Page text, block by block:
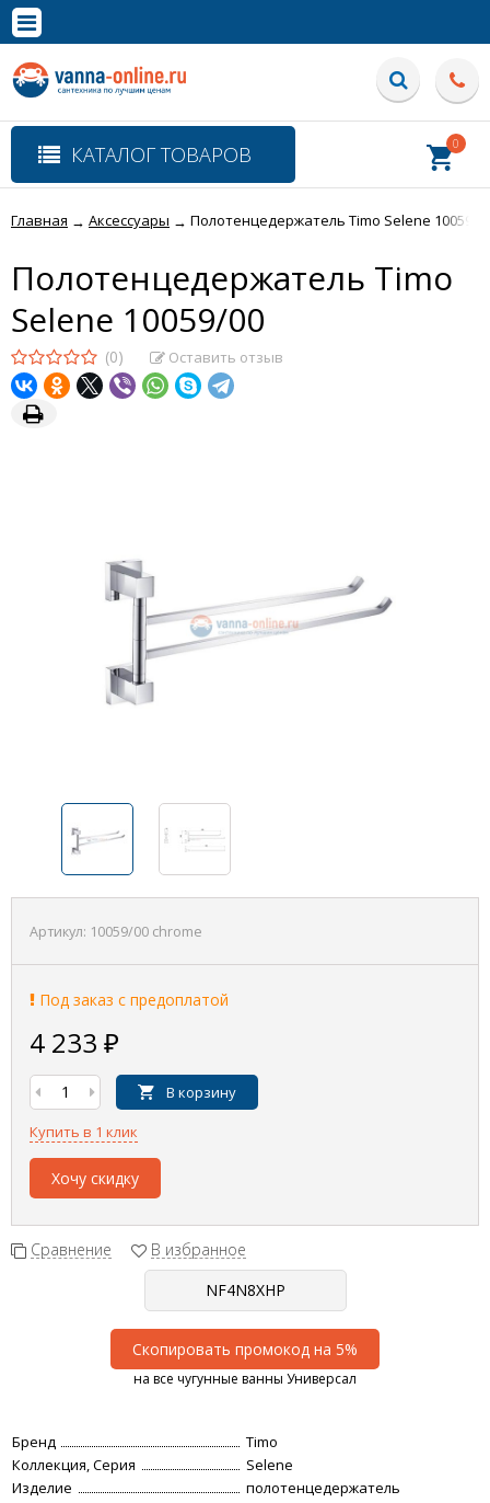
Полная версия сайта
КАТАЛОГ ТОВАРОВ 0
Главная → Аксессуары → Полотенцедержатель Timo Selene 10059/
Полотенцедержатель Timo
Selene 10059/00
(0) Оставить отзыв
Артикул: 10059/00 chrome
Под заказ с предоплатой
4 233 ₽
В корзину
Купить в 1 клик
Хочу скидку
Сравнение В избранное
Скопировать промокод на 5%
на все чугунные ванны Универсал
Бренд
Timo
Коллекция, Серия
Selene
Изделие
полотенцедержатель